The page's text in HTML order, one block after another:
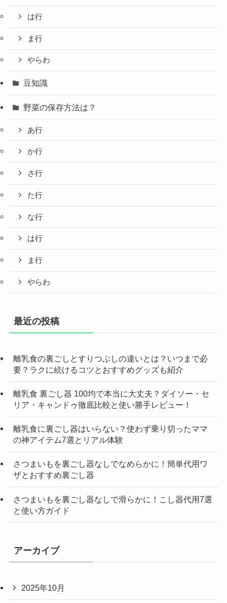
は行
ま行
やらわ
豆知識
野菜の保存方法は？
あ行
か行
さ行
た行
な行
は行
ま行
やらわ
最近の投稿
離乳食の裏ごしとすりつぶしの違いとは？いつまで必
要？ラクに続けるコツとおすすめグッズも紹介
離乳食 裏ごし器 100均で本当に大丈夫？ダイソー・セ
リア・キャンドゥ徹底比較と使い勝手レビュー！
離乳食に裏ごし器はいらない？使わず乗り切ったママ
の神アイテム7選とリアル体験
さつまいもを裏ごし器なしでなめらかに！簡単代用ワ
ザとおすすめ裏ごし器
さつまいもを裏ごし器なしで滑らかに！こし器代用7選
と使い方ガイド
アーカイブ
2025年10月